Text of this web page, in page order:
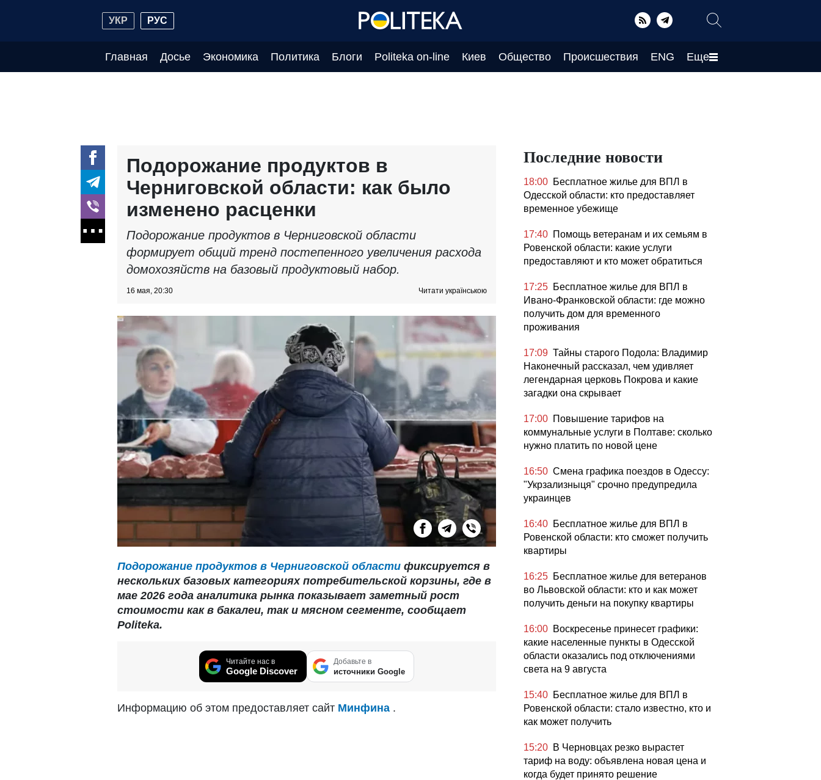
УКР РУС
Главная Досье Экономика Политика Блоги Politeka on-line Киев Общество Происшествия ENG Еще
Подорожание продуктов в
Черниговской области: как было
изменено расценки
Подорожание продуктов в Черниговской области
формирует общий тренд постепенного увеличения расхода
домохозяйств на базовый продуктовый набор.
16 мая, 20:30 Читати українською
Подорожание продуктов в Черниговской области фиксируется в
нескольких базовых категориях потребительской корзины, где в
мае 2026 года аналитика рынка показывает заметный рост
стоимости как в бакалеи, так и мясном сегменте, сообщает
Politeka.
Читайте нас в
Google Discover
Добавьте в
источники Google
Информацию об этом предоставляет сайт Минфина .
Последние новости
18:00 Бесплатное жилье для ВПЛ в
Одесской области: кто предоставляет
временное убежище
17:40 Помощь ветеранам и их семьям в
Ровенской области: какие услуги
предоставляют и кто может обратиться
17:25 Бесплатное жилье для ВПЛ в
Ивано-Франковской области: где можно
получить дом для временного
проживания
17:09 Тайны старого Подола: Владимир
Наконечный рассказал, чем удивляет
легендарная церковь Покрова и какие
загадки она скрывает
17:00 Повышение тарифов на
коммунальные услуги в Полтаве: сколько
нужно платить по новой цене
16:50 Смена графика поездов в Одессу:
"Укрзализныця" срочно предупредила
украинцев
16:40 Бесплатное жилье для ВПЛ в
Ровенской области: кто сможет получить
квартиры
16:25 Бесплатное жилье для ветеранов
во Львовской области: кто и как может
получить деньги на покупку квартиры
16:00 Воскресенье принесет графики:
какие населенные пункты в Одесской
области оказались под отключениями
света на 9 августа
15:40 Бесплатное жилье для ВПЛ в
Ровенской области: стало известно, кто и
как может получить
15:20 В Черновцах резко вырастет
тариф на воду: объявлена ​​новая цена и
когда будет принято решение